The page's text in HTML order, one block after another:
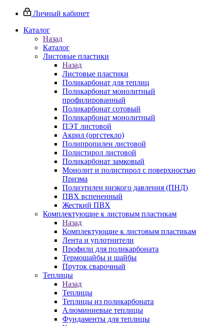
Личный кабинет
Каталог
Назад
Каталог
Листовые пластики
Назад
Листовые пластики
Поликарбонат для теплиц
Поликарбонат монолитный
профилированный
Поликарбонат сотовый
Поликарбонат монолитный
ПЭТ листовой
Акрил (оргстекло)
Полипропилен листовой
Полистирол листовой
Поликарбонат замковый
Монолит и полистирол с поверхностью
Призма
Полиэтилен низкого давления (ПНД)
ПВХ вспененный
Жесткий ПВХ
Комплектующие к листовым пластикам
Назад
Комплектующие к листовым пластикам
Лента и уплотнители
Профили для поликарбоната
Термошайбы и шайбы
Пруток сварочный
Теплицы
Назад
Теплицы
Теплицы из поликарбоната
Алюминиевые теплицы
Фундаменты для теплицы